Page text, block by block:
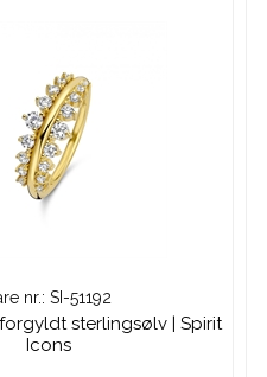
nr.: SI-51192
sterlingsølv | Spirit
Icons